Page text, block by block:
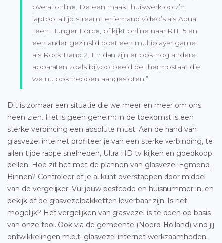
overal online. De een maakt huiswerk op z’n
laptop, altijd streamt er iemand video’s als Aqua
Teen Hunger Force, of kijkt online naar RTL 5 en
een ander gezinslid doet een multiplayer game
als Rock Band 2. En dan zijn er ook nog andere
apparaten zoals bijvoorbeeld de thermostaat die
we nu ook hebben aangesloten.”
Dit is zomaar een situatie die we meer en meer om ons
heen zien. Het is geen geheim: in de toekomst is een
sterke verbinding een absolute must. Aan de hand van
glasvezel internet profiteer je van een sterke verbinding, te
allen tijde rappe snelheden, Ultra HD tv kijken en goedkoop
bellen. Hoe zit het met de plannen van glasvezel Egmond-
Binnen? Controleer of je al kunt overstappen door middel
van de vergelijker. Vul jouw postcode en huisnummer in, en
bekijk of de glasvezelpakketten leverbaar zijn. Is het
mogelijk? Het vergelijken van glasvezel is te doen op basis
van onze tool. Ook via de gemeente (Noord-Holland) vind jij
ontwikkelingen m.b.t. glasvezel internet werkzaamheden.